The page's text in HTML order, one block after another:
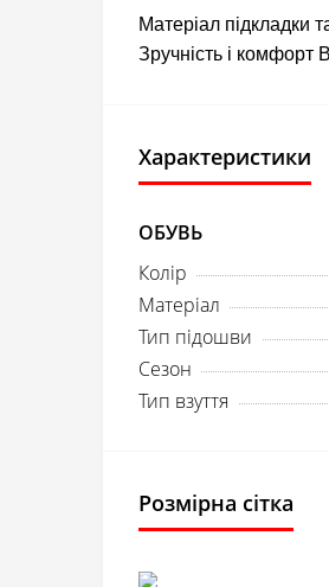
Матеріал підкладки
Зручність і комфорт
Характеристики
ОБУВЬ
Колір
Матеріал
Тип підошви
Сезон
Тип взуття
Розмірна сітка